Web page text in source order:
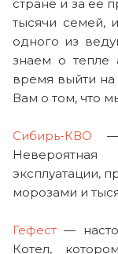
стране и за ее
тысячи семей,
одного из
знаем о тепле
время выйти на
Вам о том, что
Сибирь-КВО —
эксплуатации,
морозами и
Гефест —
Котел,